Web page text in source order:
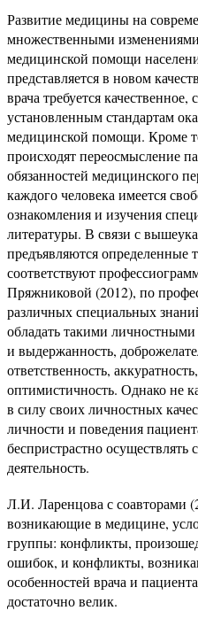
Развитие медицины на
множественными
медицинской помощи
представляется в новом
врача требуется качественное,
установленным стандартам
медицинской помощи. Кроме
происходят переосмысление
обязанностей медицинского
каждого человека имеется
ознакомления и изучения
литературы. В связи с
предъявляются определенные
соответствуют
Пряжниковой (2012), по
различных специальных
обладать такими личностными
и выдержанность,
ответственность,
оптимистичность. Однако не
в силу своих личностных
личности и поведения
беспристрастно
деятельность.
Л.И. Ларенцова с соавторами
возникающие в медицине,
группы: конфликты,
ошибок, и конфликты,
особенностей врача и
достаточно велик.